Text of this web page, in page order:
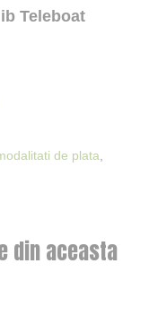
Teleboat
de plata,
din aceasta